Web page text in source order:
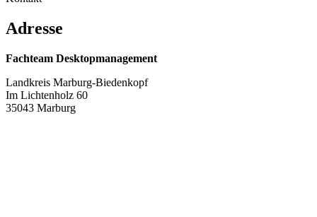
Adresse
Fachteam Desktopmanagement
Landkreis Marburg-Biedenkopf
Im Lichtenholz 60
35043 Marburg